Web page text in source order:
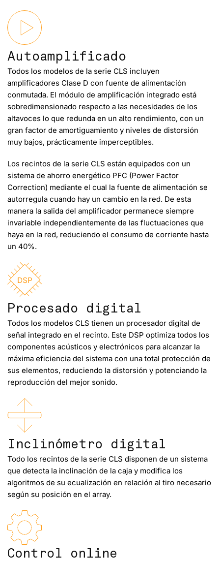
Autoamplificado
Todos los modelos de la serie CLS incluyen
amplificadores Clase D con fuente de alimentación
conmutada. El módulo de amplificación integrado está
sobredimensionado respecto a las necesidades de los
altavoces lo que redunda en un alto rendimiento, con un
gran factor de amortiguamiento y niveles de distorsión
muy bajos, prácticamente imperceptibles.
Los recintos de la serie CLS están equipados con un
sistema de ahorro energético PFC (Power Factor
Correction) mediante el cual la fuente de alimentación se
autorregula cuando hay un cambio en la red. De esta
manera la salida del amplificador permanece siempre
invariable independientemente de las fluctuaciones que
haya en la red, reduciendo el consumo de corriente hasta
un 40%.
DSP
Procesado digital
Todos los modelos CLS tienen un procesador digital de
señal integrado en el recinto. Este DSP optimiza todos los
componentes acústicos y electrónicos para alcanzar la
máxima eficiencia del sistema con una total protección de
sus elementos, reduciendo la distorsión y potenciando la
reproducción del mejor sonido.
Inclinómetro digital
Todo los recintos de la serie CLS disponen de un sistema
que detecta la inclinación de la caja y modifica los
algoritmos de su ecualización en relación al tiro necesario
según su posición en el array.
Control online